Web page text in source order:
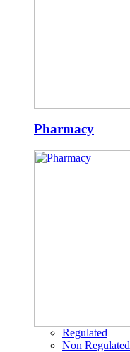
Pharmacy
Regulated
Non Regulated